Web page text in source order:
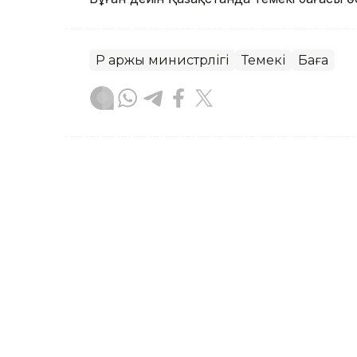
ҚР Қаржы министрлігі Темекі Баға